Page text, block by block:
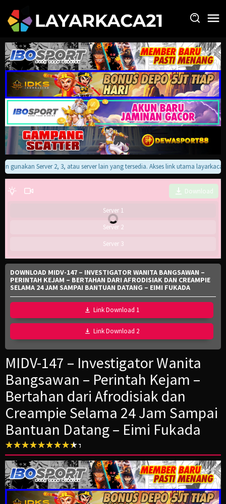
konten
gunakan Server 2, 3, atau server lain yang tersedia. Akses link utama
Download
Server 1
Server 2
Server 3
DOWNLOAD MIDV-147 – INVESTIGATOR WANITA BANGSAWAN –
PERINTAH KEJAM – BERTAHAN DARI AFRODISIAK DAN CREAMPIE
SELAMA 24 JAM SAMPAI BANTUAN DATANG – EIMI FUKADA
Link Download 1
Link Download 2
MIDV-147 – Investigator Wanita
Bangsawan – Perintah Kejam –
Bertahan dari Afrodisiak dan
Creampie Selama 24 Jam Sampai
Bantuan Datang – Eimi Fukada